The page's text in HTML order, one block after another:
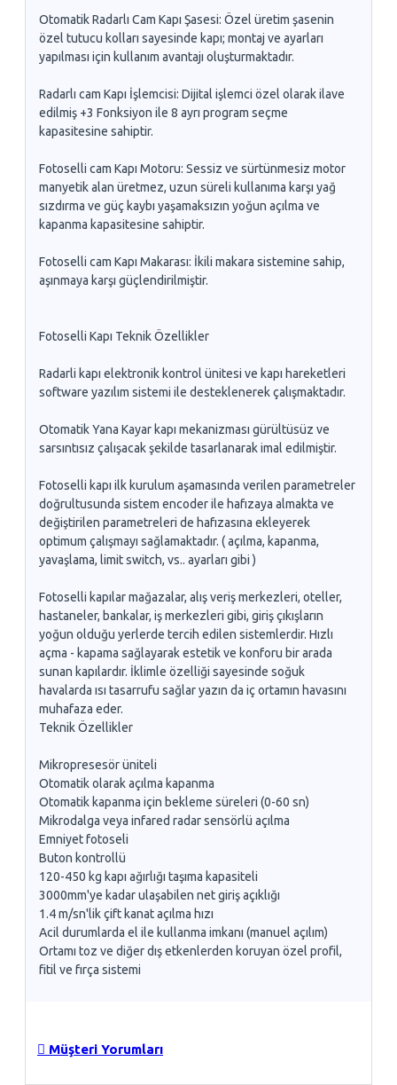
Otomatik Radarlı Cam Kapı Şasesi: Özel üretim şasenin
özel tutucu kolları sayesinde kapı; montaj ve ayarları
yapılması için kullanım avantajı oluşturmaktadır.
Radarlı cam Kapı İşlemcisi: Dijital işlemci özel olarak ilave
edilmiş +3 Fonksiyon ile 8 ayrı program seçme
kapasitesine sahiptir.
Fotoselli cam Kapı Motoru: Sessiz ve sürtünmesiz motor
manyetik alan üretmez, uzun süreli kullanıma karşı yağ
sızdırma ve güç kaybı yaşamaksızın yoğun açılma ve
kapanma kapasitesine sahiptir.
Fotoselli cam Kapı Makarası: İkili makara sistemine sahip,
aşınmaya karşı güçlendirilmiştir.
Fotoselli Kapı Teknik Özellikler
Radarli kapı elektronik kontrol ünitesi ve kapı hareketleri
software yazılım sistemi ile desteklenerek çalışmaktadır.
Otomatik Yana Kayar kapı mekanizması gürültüsüz ve
sarsıntısız çalışacak şekilde tasarlanarak imal edilmiştir.
Fotoselli kapı ilk kurulum aşamasında verilen parametreler
doğrultusunda sistem encoder ile hafızaya almakta ve
değiştirilen parametreleri de hafızasına ekleyerek
optimum çalışmayı sağlamaktadır. ( açılma, kapanma,
yavaşlama, limit switch, vs.. ayarları gibi )
Fotoselli kapılar mağazalar, alış veriş merkezleri, oteller,
hastaneler, bankalar, iş merkezleri gibi, giriş çıkışların
yoğun olduğu yerlerde tercih edilen sistemlerdir. Hızlı
açma - kapama sağlayarak estetik ve konforu bir arada
sunan kapılardır. İklimle özelliği sayesinde soğuk
havalarda ısı tasarrufu sağlar yazın da iç ortamın havasını
muhafaza eder.
Teknik Özellikler
Mikropresesör üniteli
Otomatik olarak açılma kapanma
Otomatik kapanma için bekleme süreleri (0-60 sn)
Mikrodalga veya infared radar sensörlü açılma
Emniyet fotoseli
Buton kontrollü
120-450 kg kapı ağırlığı taşıma kapasiteli
3000mm'ye kadar ulaşabilen net giriş açıklığı
1.4 m/sn'lik çift kanat açılma hızı
Acil durumlarda el ile kullanma imkanı (manuel açılım)
Ortamı toz ve diğer dış etkenlerden koruyan özel profil,
fitil ve fırça sistemi
Müşteri Yorumları